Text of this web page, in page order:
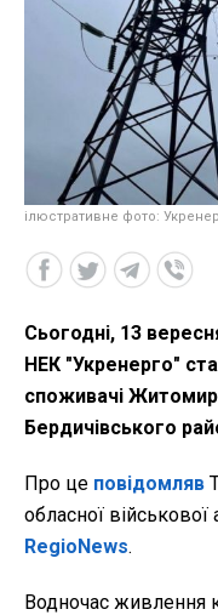
ілюстративне фото:
Сьогодні, 13
НЕК "Укренерго"
споживачі
Бердичівського
Про це повідомляв
обласної військової
RegioNews.
Водночас живлення